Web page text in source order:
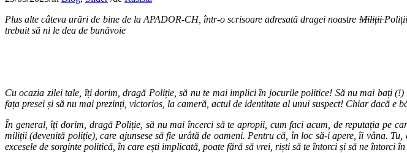
Plus alte câteva urări de bine de la APADOR-CH, într-o scrisoare adresată dragei noastreMiliții
trebuit să ni le dea de bunăvoie
Cu ocazia zilei tale, îți dorim, dragă Poliție, să nu te mai implici în jocurile politice! Să nu mai bați
fața presei și să nu mai prezinți, victorios, la cameră, actul de identitate al unui suspect! Chiar dacă e
În general, îți dorim, dragă Poliție, să nu mai încerci să te apropii, cum faci acum, de reputația pe
miliții (devenită poliție), care ajunsese să fie urâtă de oameni. Pentru că, în loc să-i apere, îi vâna.
excesele de sorginte politică, în care ești implicată, poate fără să vrei, riști să te întorci și să ne